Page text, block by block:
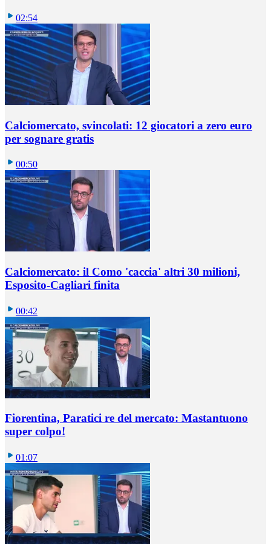
02:54
Calciomercato, svincolati: 12 giocatori a zero euro
per sognare gratis
00:50
Calciomercato: il Como 'caccia' altri 30 milioni,
Esposito-Cagliari finita
00:42
Fiorentina, Paratici re del mercato: Mastantuono
super colpo!
01:07